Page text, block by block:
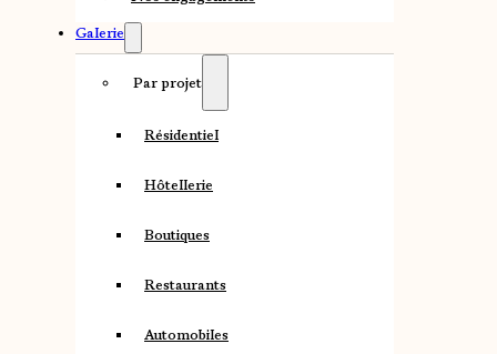
Galerie
Par projet
Résidentiel
Hôtellerie
Boutiques
Restaurants
Automobiles